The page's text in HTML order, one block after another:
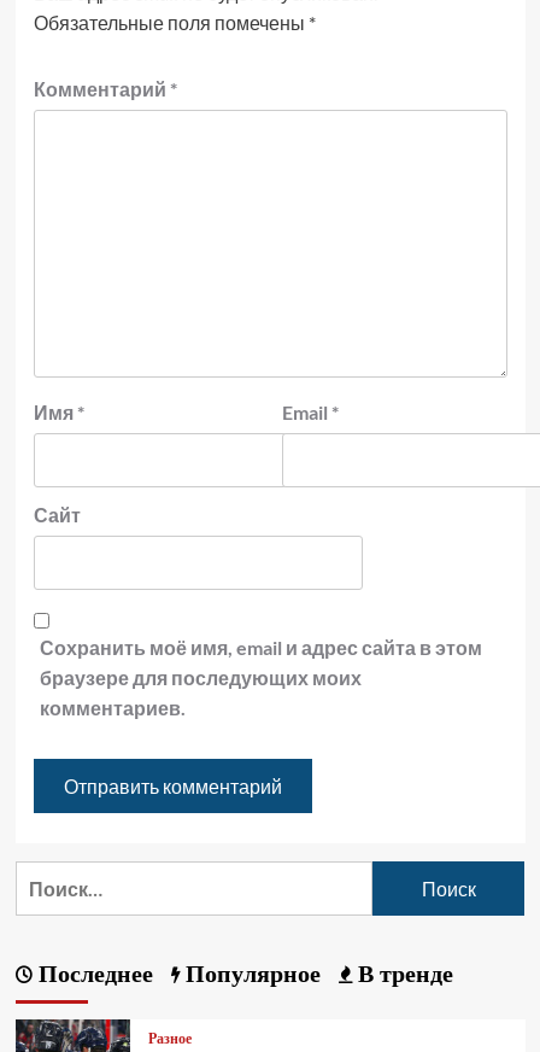
Обязательные поля помечены *
Комментарий *
Имя * Email *
Сайт
Сохранить моё имя, email и адрес сайта в этом
браузере для последующих моих
комментариев.
Последнее Популярное В тренде
Разное